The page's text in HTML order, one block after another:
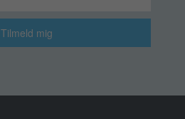
Tilmeld mig